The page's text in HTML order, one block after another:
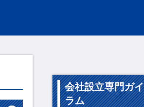
会社設立専門ガ
ラム